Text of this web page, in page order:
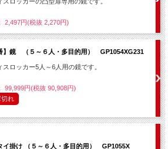
2,497円(税抜 2,270円)
】鏡 （５～６人・多目的用） GP1054XG231
スロッカー5人～6人用の鏡です。
99,999円(税抜 90,908円)
切れ
イ掛け （５～６人・多目的用） GP1055X